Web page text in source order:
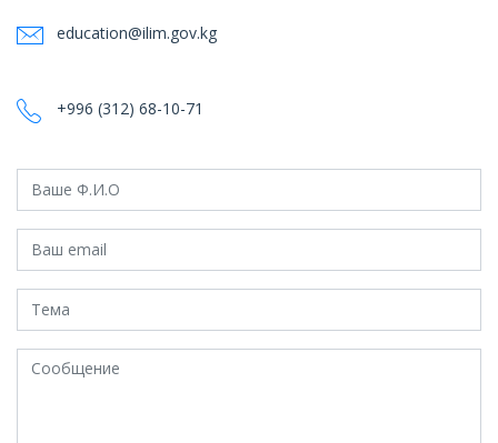
education@ilim.gov.kg
+996 (312) 68-10-71